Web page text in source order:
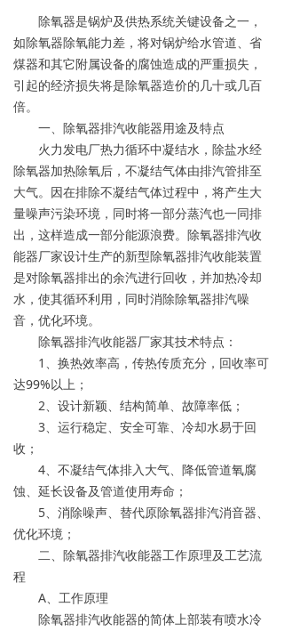
除氧器是锅炉及供热系统关键设备之一，
如除氧器除氧能力差，将对锅炉给水管道、省
煤器和其它附属设备的腐蚀造成的严重损失，
引起的经济损失将是除氧器造价的几十或几百
倍。
一、除氧器排汽收能器用途及特点
火力发电厂热力循环中凝结水，除盐水经
除氧器加热除氧后，不凝结气体由排汽管排至
大气。因在排除不凝结气体过程中，将产生大
量噪声污染环境，同时将一部分蒸汽也一同排
出，这样造成一部分能源浪费。除氧器排汽收
能器厂家设计生产的新型除氧器排汽收能装置
是对除氧器排出的余汽进行回收，并加热冷却
水，使其循环利用，同时消除除氧器排汽噪
音，优化环境。
除氧器排汽收能器厂家其技术特点：
1、换热效率高，传热传质充分，回收率可
达99%以上；
2、设计新颖、结构简单、故障率低；
3、运行稳定、安全可靠、冷却水易于回
收；
4、不凝结气体排入大气、降低管道氧腐
蚀、延长设备及管道使用寿命；
5、消除噪声、替代原除氧器排汽消音器、
优化环境；
二、除氧器排汽收能器工作原理及工艺流
程
A、工作原理
除氧器排汽收能器的简体上部装有喷水冷